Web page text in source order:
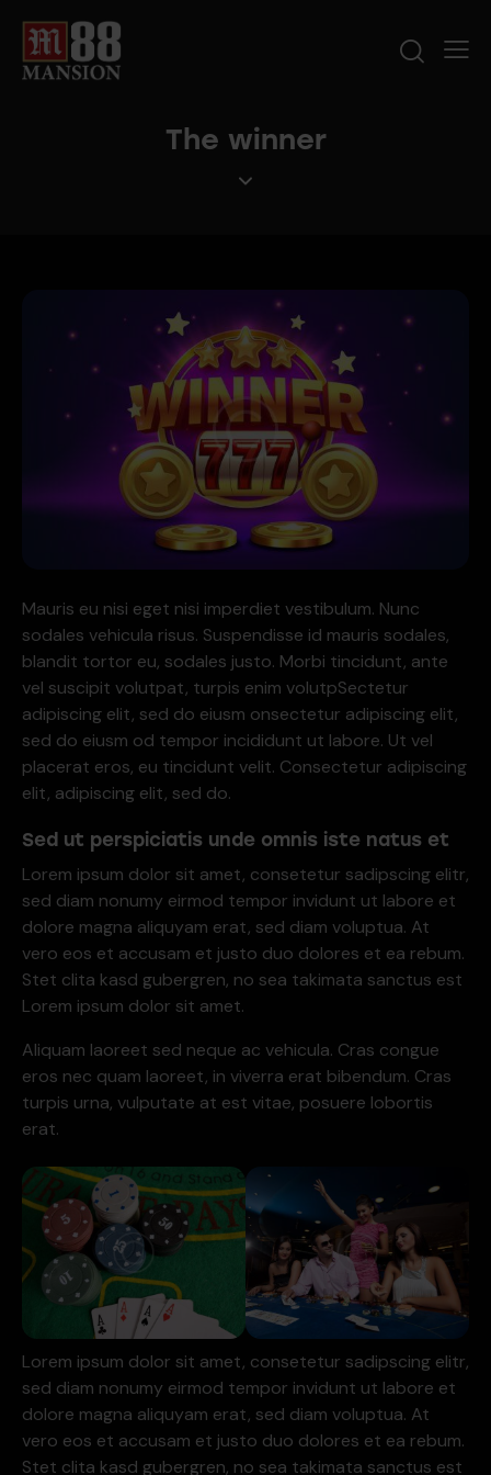
The winner
Mauris eu nisi eget nisi imperdiet vestibulum. Nunc
sodales vehicula risus. Suspendisse id mauris sodales,
blandit tortor eu, sodales justo. Morbi tincidunt, ante
vel suscipit volutpat, turpis enim volutpSectetur
adipiscing elit, sed do eiusm onsectetur adipiscing elit,
sed do eiusm od tempor incididunt ut labore. Ut vel
placerat eros, eu tincidunt velit. Consectetur adipiscing
elit, adipiscing elit, sed do.
Sed ut perspiciatis unde omnis iste natus et
Lorem ipsum dolor sit amet, consetetur sadipscing elitr,
sed diam nonumy eirmod tempor invidunt ut labore et
dolore magna aliquyam erat, sed diam voluptua. At
vero eos et accusam et justo duo dolores et ea rebum.
Stet clita kasd gubergren, no sea takimata sanctus est
Lorem ipsum dolor sit amet.
Aliquam laoreet sed neque ac vehicula. Cras congue
eros nec quam laoreet, in viverra erat bibendum. Cras
turpis urna, vulputate at est vitae, posuere lobortis
erat.
Lorem ipsum dolor sit amet, consetetur sadipscing elitr,
sed diam nonumy eirmod tempor invidunt ut labore et
dolore magna aliquyam erat, sed diam voluptua. At
vero eos et accusam et justo duo dolores et ea rebum.
Stet clita kasd gubergren, no sea takimata sanctus est